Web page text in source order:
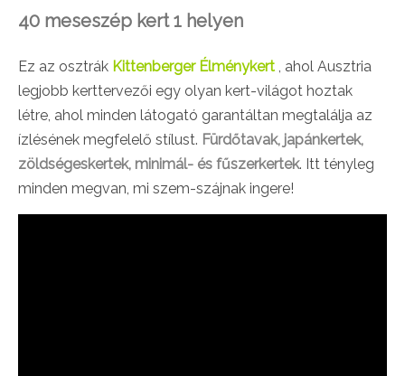
40 meseszép kert 1 helyen
Ez az osztrák Kittenberger Élménykert
, ahol Ausztria
legjobb kerttervezői egy olyan kert-világot hoztak
létre, ahol minden látogató garantáltan megtalálja az
ízlésének megfelelő stílust. Fürdőtavak, japánkertek,
zöldségeskertek, minimál- és fűszerkertek. Itt tényleg
minden megvan, mi szem-szájnak ingere!